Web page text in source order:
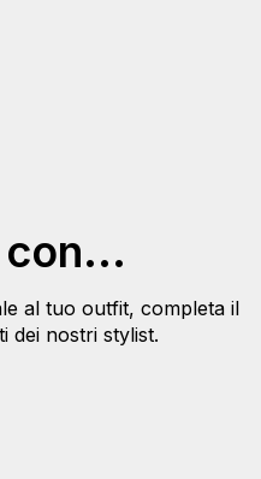
al tuo outfit, completa il
dei nostri stylist.